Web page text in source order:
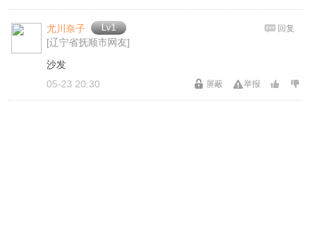
尤川奈子 Lv1
[辽宁省抚顺市网友]
回复
沙发
举报
屏蔽
05-23 20:30